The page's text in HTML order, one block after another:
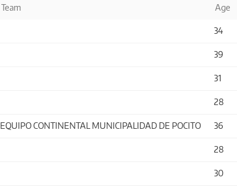
Team Age
34
39
31
28
EQUIPO CONTINENTAL MUNICIPALIDAD DE POCITO 36
28
30